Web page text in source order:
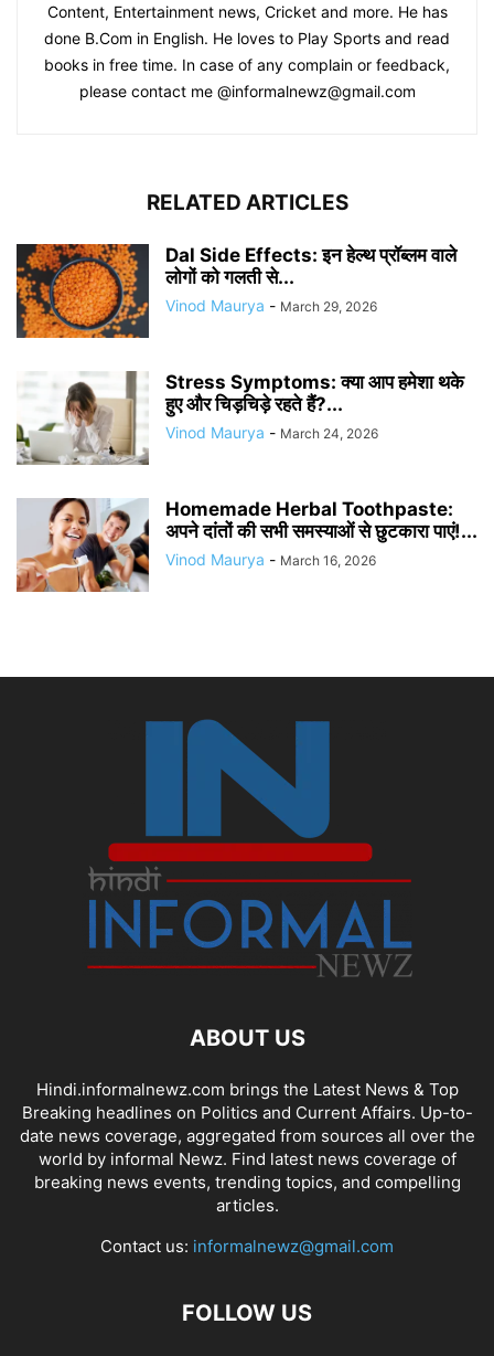
Content, Entertainment news, Cricket and more. He has
done B.Com in English. He loves to Play Sports and read
books in free time. In case of any complain or feedback,
please contact me @informalnewz@gmail.com
RELATED ARTICLES
Dal Side Effects: इन हेल्थ प्रॉब्लम वाले
लोगों को गलती से...
Vinod Maurya - March 29, 2026
Stress Symptoms: क्या आप हमेशा थके
हुए और चिड़चिड़े रहते हैं?...
Vinod Maurya - March 24, 2026
Homemade Herbal Toothpaste:
अपने दांतों की सभी समस्याओं से छुटकारा पाएं!...
Vinod Maurya - March 16, 2026
ABOUT US
Hindi.informalnewz.com brings the Latest News & Top
Breaking headlines on Politics and Current Affairs. Up-to-
date news coverage, aggregated from sources all over the
world by informal Newz. Find latest news coverage of
breaking news events, trending topics, and compelling
articles.
Contact us: informalnewz@gmail.com
FOLLOW US